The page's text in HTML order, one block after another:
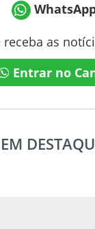
receba as
Entrar no
EM